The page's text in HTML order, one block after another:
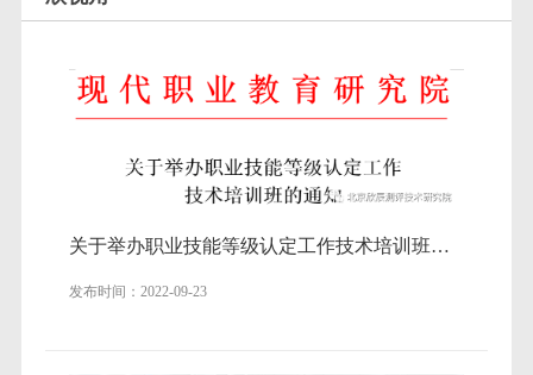
关于举办职业技能等级认定工作技术培训班的通知（公益培训班）
发布时间：2022-09-23